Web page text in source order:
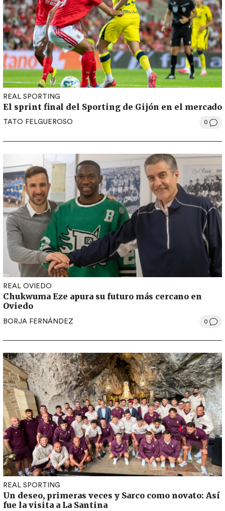
REAL SPORTING
El sprint final del Sporting de Gijón en el mercado
TATO FELGUEROSO 0
REAL OVIEDO
Chukwuma Eze apura su futuro más cercano en
Oviedo
BORJA FERNÁNDEZ 0
REAL SPORTING
Un deseo, primeras veces y Sarco como novato: Así
fue la visita a La Santina